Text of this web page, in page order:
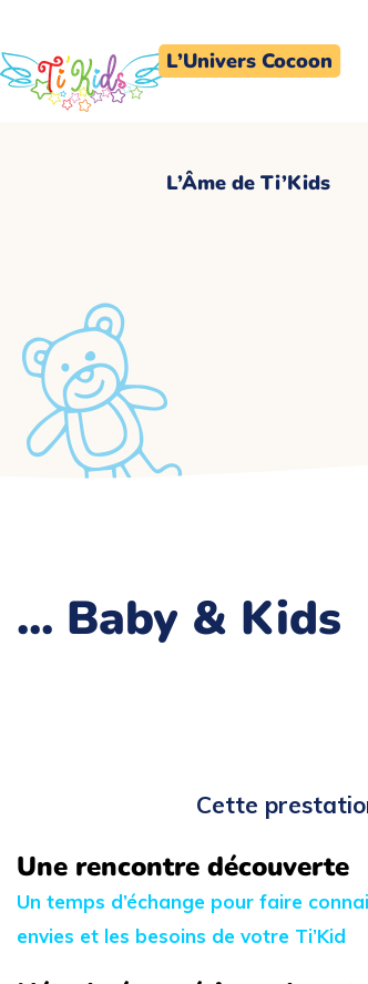
L’Univers Cocoon
L’Âme de Ti’Kids
L’Âme de Ti’Kids
... Baby & Kids
Cette prestation
Une rencontre découverte
Un temps d’échange pour faire
envies et les besoins de votre Ti’Kid